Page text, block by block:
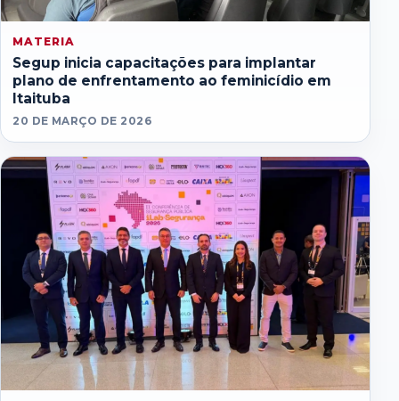
MATERIA
Segup inicia capacitações para implantar
plano de enfrentamento ao feminicídio em
Itaituba
20 DE MARÇO DE 2026